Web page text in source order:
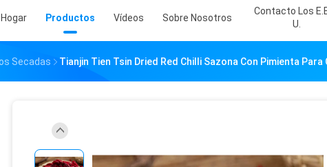
Hogar Productos Vídeos Sobre Nosotros
Contacto Los
U.
Secadas Tianjin Tien Tsin Dried Red Chilli Sazona Con Pimienta